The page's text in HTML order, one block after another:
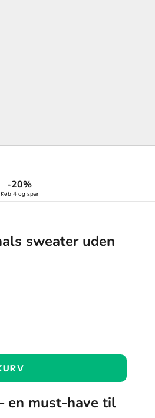
-20%
Køb 4 og spar
sweater uden
en must-have til